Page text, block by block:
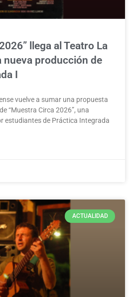
llega al Teatro La
nueva producción de
I
vuelve a sumar una propuesta
“Muestra Circa 2026”, una
estudiantes de Práctica Integrada
ACTUALIDAD